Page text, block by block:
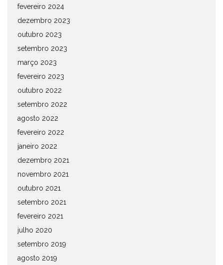
fevereiro 2024
dezembro 2023
outubro 2023
setembro 2023
março 2023
fevereiro 2023
outubro 2022
setembro 2022
agosto 2022
fevereiro 2022
janeiro 2022
dezembro 2021
novembro 2021
outubro 2021
setembro 2021
fevereiro 2021
julho 2020
setembro 2019
agosto 2019